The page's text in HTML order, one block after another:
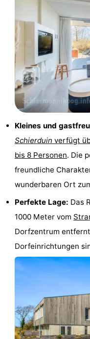
Denkmäler
Leuchtturme
Attraktionen
Spielplätze
Sport
Radfahren
Wandern
Sportangeln
Seehunden
und
trinken
Veranstaltungen
Praktisch
Route
Kleines und
Schierduin verfügt
bis 8 Personen. Die
freundliche
wunderbaren Ort
Perfekte Lage: Das
1000 Meter vom
Dorfzentrum
Dorfeinrichtungen